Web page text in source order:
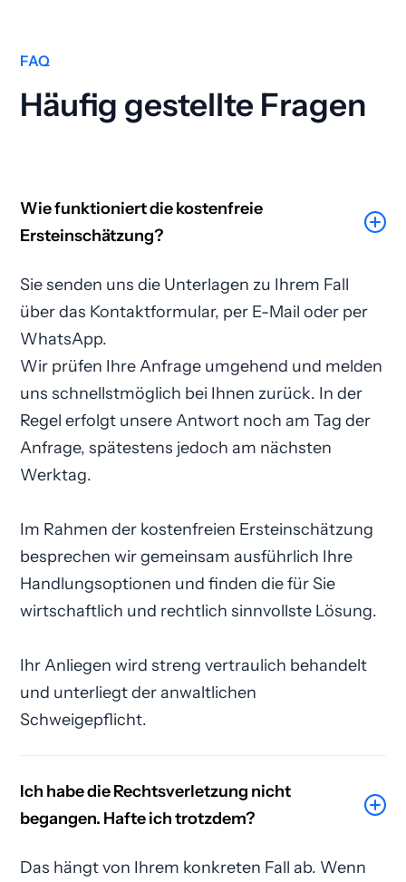
FAQ
Häufig gestellte Fragen
Wie funktioniert die kostenfreie
Ersteinschätzung?
Sie senden uns die Unterlagen zu Ihrem Fall
über das Kontaktformular, per E-Mail oder per
WhatsApp.
Wir prüfen Ihre Anfrage umgehend und melden
uns schnellstmöglich bei Ihnen zurück. In der
Regel erfolgt unsere Antwort noch am Tag der
Anfrage, spätestens jedoch am nächsten
Werktag.
Im Rahmen der kostenfreien Ersteinschätzung
besprechen wir gemeinsam ausführlich Ihre
Handlungsoptionen und finden die für Sie
wirtschaftlich und rechtlich sinnvollste Lösung.
Ihr Anliegen wird streng vertraulich behandelt
und unterliegt der anwaltlichen
Schweigepflicht.
Ich habe die Rechtsverletzung nicht
begangen. Hafte ich trotzdem?
Das hängt von Ihrem konkreten Fall ab. Wenn